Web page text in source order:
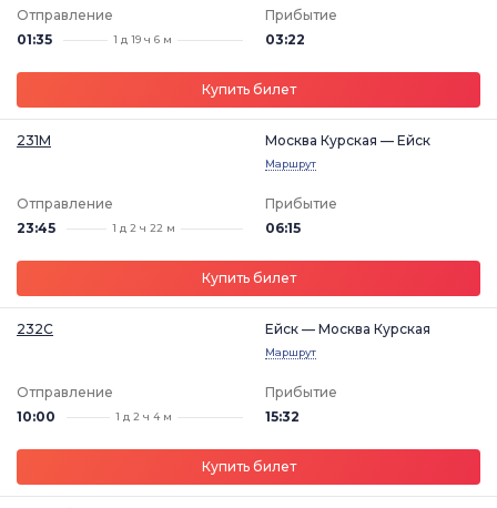
Отправление
01:35
1 д 19 ч 6 м
Прибытие
03:22
Купить билет
231М Москва Курская — Ейск
Маршрут
Отправление
23:45
1 д 2 ч 22 м
Прибытие
06:15
Купить билет
232С Ейск — Москва Курская
Маршрут
Отправление
10:00
1 д 2 ч 4 м
Прибытие
15:32
Купить билет